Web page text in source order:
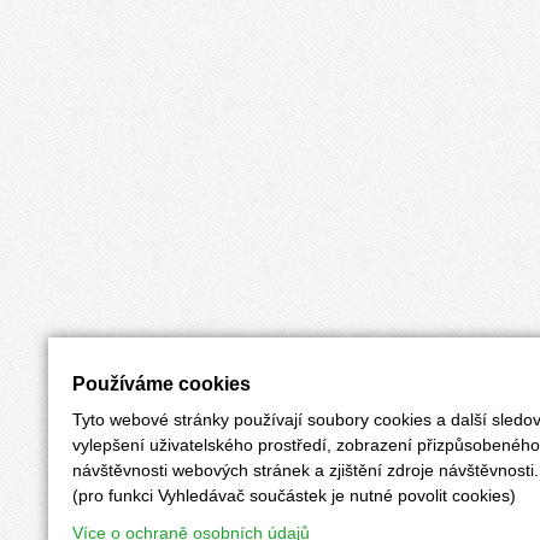
Používáme cookies
Tyto webové stránky používají soubory cookies a další
vylepšení uživatelského prostředí, zobrazení
návštěvnosti webových stránek a zjištění zdroje návštěvnosti.
(pro funkci Vyhledávač součástek je nutné povolit cookies)
Více o ochraně osobních údajů